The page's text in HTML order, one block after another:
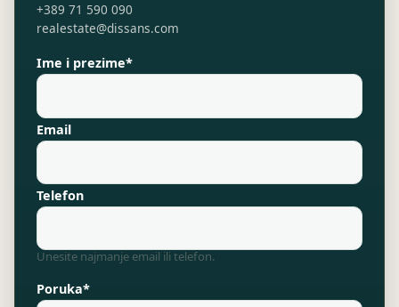
+389 71 590 090
realestate@dissans.com
Ime i prezime*
Email
Telefon
Unesite najmanje email ili telefon.
Poruka*